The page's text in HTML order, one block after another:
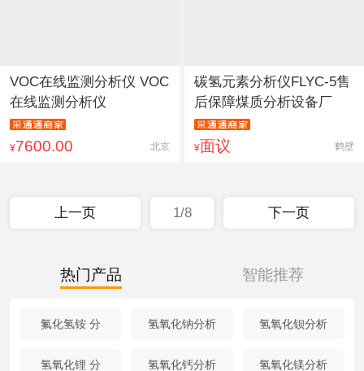
VOC在线监测分析仪 VOC
在线监测分析仪
¥7600.00 北京
碳氢元素分析仪FLYC-5售
后保障煤质分析设备厂
¥面议 鹤壁
上一页 1/8 下一页
热门产品 智能推荐
氟化氢铵 分 氢氧化钠分析 氢氧化钡分析
氢氧化锂 分 氢氧化钙分析 氢氧化镁分析